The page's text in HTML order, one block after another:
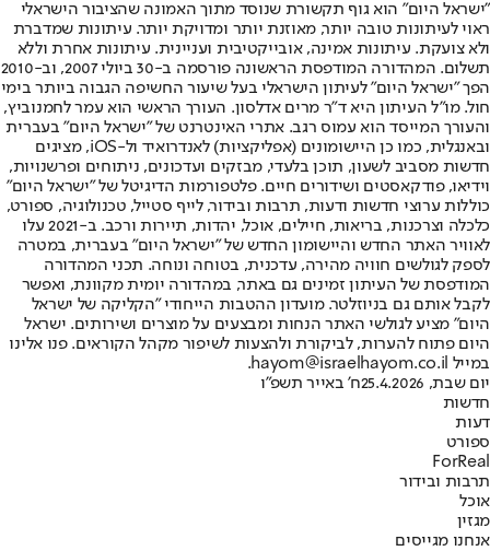
"ישראל היום" הוא גוף תקשורת שנוסד מתוך האמונה שהציבור הישראלי
ראוי לעיתונות טובה יותר, מאוזנת יותר ומדויקת יותר. עיתונות שמדברת
ולא צועקת. עיתונות אמינה, אובייקטיבית ועניינית. עיתונות אחרת וללא
תשלום. המהדורה המודפסת הראשונה פורסמה ב-30 ביולי 2007, וב-2010
הפך "ישראל היום" לעיתון הישראלי בעל שיעור החשיפה הגבוה ביותר בימי
חול. מו"ל העיתון היא ד"ר מרים אדלסון. העורך הראשי הוא עמר לחמנוביץ,
והעורך המייסד הוא עמוס רגב. אתרי האינטרנט של "ישראל היום" בעברית
ובאנגלית, כמו כן היישומונים (אפליקציות) לאנדרואיד ול-iOS, מציגים
חדשות מסביב לשעון, תוכן בלעדי, מבזקים ועדכונים, ניתוחים ופרשנויות,
וידיאו, פודקאסטים ושידורים חיים. פלטפורמות הדיגיטל של "ישראל היום"
כוללות ערוצי חדשות ודעות, תרבות ובידור, לייף סטייל, טכנולוגיה, ספורט,
כלכלה וצרכנות, בריאות, חיילים, אוכל, יהדות, תיירות ורכב. ב-2021 עלו
לאוויר האתר החדש והיישומון החדש של "ישראל היום" בעברית, במטרה
לספק לגולשים חוויה מהירה, עדכנית, בטוחה ונוחה. תכני המהדורה
המודפסת של העיתון זמינים גם באתר, במהדורה יומית מקוונת, ואפשר
לקבל אותם גם בניוזלטר. מועדון ההטבות הייחודי "הקליקה של ישראל
היום" מציע לגולשי האתר הנחות ומבצעים על מוצרים ושירותים. ישראל
היום פתוח להערות, לביקורת ולהצעות לשיפור מקהל הקוראים. פנו אלינו
במייל hayom@israelhayom.co.il.
יום שבת, 25.4.2026
ח' באייר תשפ"ו
חדשות
דעות
ספורט
ForReal
תרבות ובידור
אוכל
מגזין
אנחנו מגייסים